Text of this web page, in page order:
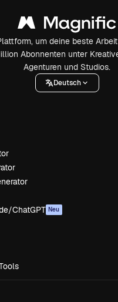
um deine beste
Abonnenten unter
Agenturen und Studios.
Deutsch
ChatGPT Neu